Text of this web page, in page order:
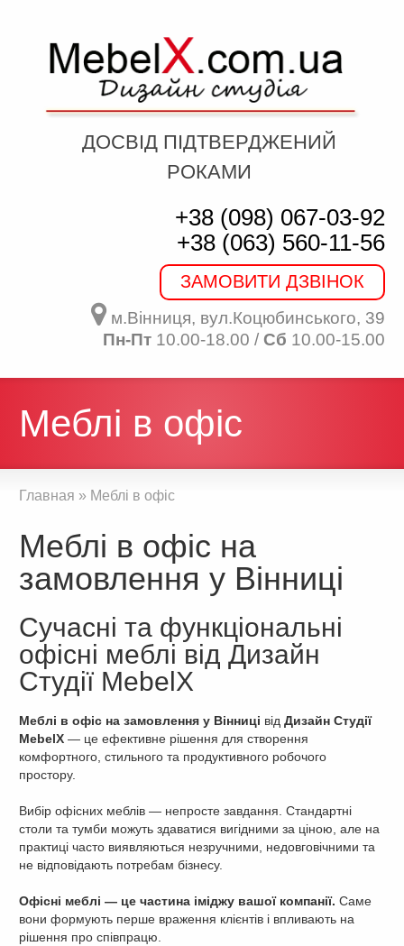
ДОСВІД ПІДТВЕРДЖЕНИЙ
РОКАМИ
+38 (098) 067-03-92
+38 (063) 560-11-56
ЗАМОВИТИ ДЗВІНОК
м.Вінниця, вул.Коцюбинського, 39
Пн-Пт10.00-18.00 / Сб 10.00-15.00
Меблі в офіс
Главная » Меблі в офіс
Меблі в офіс на
замовлення у Вінниці
Сучасні та функціональні
офісні меблі від Дизайн
Студії MebelX
Меблі в офіс на замовлення у Вінниці відДизайн Студії
MebelX — це ефективне рішення для створення
комфортного, стильного та продуктивного робочого
простору.
Вибір офісних меблів — непросте завдання. Стандартні
столи та тумби можуть здаватися вигідними за ціною, але на
практиці часто виявляються незручними, недовговічними та
не відповідають потребам бізнесу.
Офісні меблі — це частина іміджу вашої компанії. Саме
вони формують перше враження клієнтів і впливають на
рішення про співпрацю.